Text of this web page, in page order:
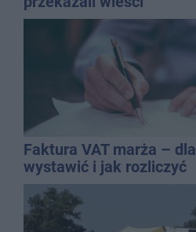
Faktura VAT marża –
wystawić i jak rozliczyć